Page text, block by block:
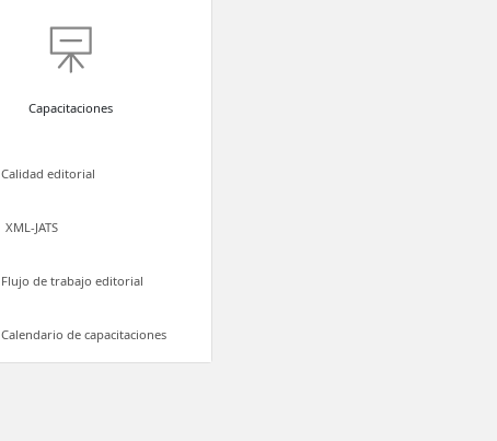
Capacitaciones
Calidad editorial
XML-JATS
Flujo de trabajo editorial
Calendario de capacitaciones